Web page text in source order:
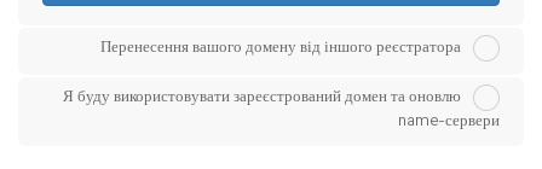
Перенесення вашого домену від іншого реєстратора
Я буду використовувати зареєстрований домен та оновлю
name-сервери